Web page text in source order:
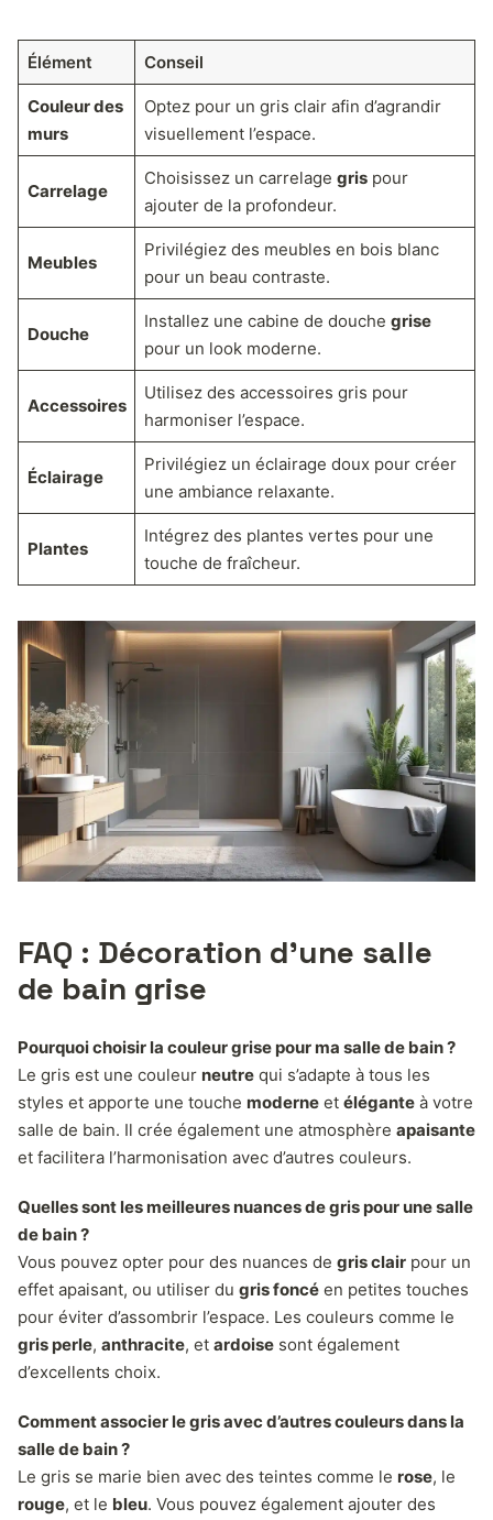
Élément Conseil
Couleur des
murs
Optez pour un gris clair afin d’agrandir
visuellement l’espace.
Carrelage
Choisissez un carrelage grispour
ajouter de la profondeur.
Meubles
Privilégiez des meubles en bois blanc
pour un beau contraste.
Douche
Installez une cabine de douche grise
pour un look moderne.
Accessoires
Utilisez des accessoires gris pour
harmoniser l’espace.
Éclairage
Privilégiez un éclairage doux pour créer
une ambiance relaxante.
Plantes
Intégrez des plantes vertes pour une
touche de fraîcheur.
FAQ : Décoration d’une salle
de bain grise
Pourquoi choisir la couleur grise pour ma salle de bain ?
Le gris est une couleur neutre qui s’adapte à tous les
styles et apporte une touche moderne et élégante à votre
salle de bain. Il crée également une atmosphère apaisante
et facilitera l’harmonisation avec d’autres couleurs.
Quelles sont les meilleures nuances de gris pour une salle
de bain ?
Vous pouvez opter pour des nuances de gris clair pour un
effet apaisant, ou utiliser du gris foncé en petites touches
pour éviter d’assombrir l’espace. Les couleurs comme le
gris perle, anthracite, et ardoise sont également
d’excellents choix.
Comment associer le gris avec d’autres couleurs dans la
salle de bain ?
Le gris se marie bien avec des teintes comme le rose, le
rouge, et le bleu. Vous pouvez également ajouter des